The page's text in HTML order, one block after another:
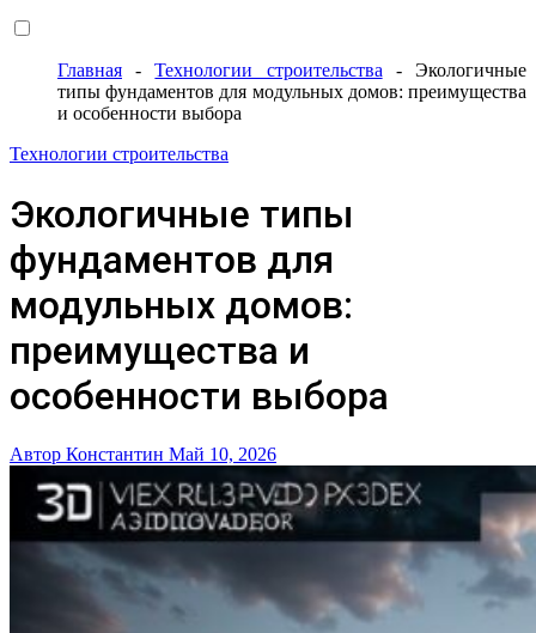
Главная -Технологии строительства -Экологичные
типы фундаментов для модульных домов: преимущества
и особенности выбора
Технологии строительства
Экологичные типы
фундаментов для
модульных домов:
преимущества и
особенности выбора
Автор Константин Май 10, 2026